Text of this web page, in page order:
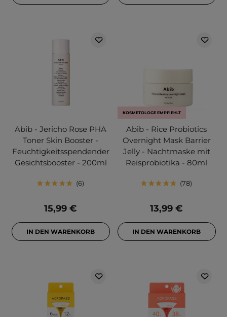
Abib - Jericho Rose PHA
Toner Skin Booster -
Feuchtigkeitsspendender
Gesichtsbooster - 200ml
6
15,99 €
IN DEN WARENKORB
KOSMETOLOGE EMPFIEHLT
Abib - Rice Probiotics
Overnight Mask Barrier
Jelly - Nachtmaske mit
Reisprobiotika - 80ml
78
13,99 €
IN DEN WARENKORB